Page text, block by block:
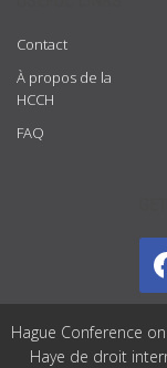
Contact
À propos de la
HCCH
FAQ
Hague Conference
Haye de droit